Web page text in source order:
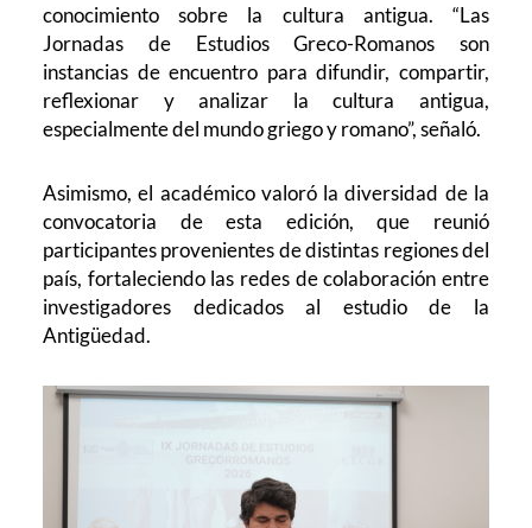
conocimiento sobre la cultura antigua. “Las
Jornadas de Estudios Greco-Romanos son
instancias de encuentro para difundir, compartir,
reflexionar y analizar la cultura antigua,
especialmente del mundo griego y romano”, señaló.
Asimismo, el académico valoró la diversidad de la
convocatoria de esta edición, que reunió
participantes provenientes de distintas regiones del
país, fortaleciendo las redes de colaboración entre
investigadores dedicados al estudio de la
Antigüedad.